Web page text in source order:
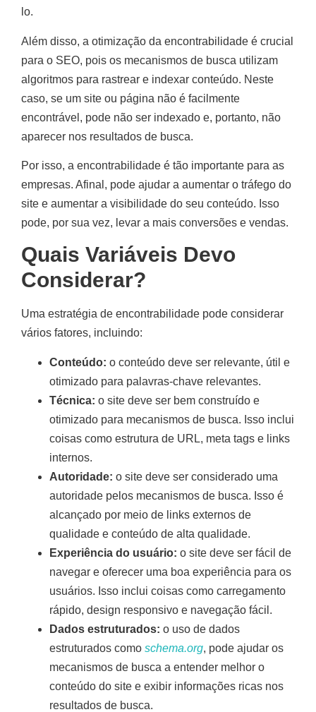
lo.
Além disso, a otimização da encontrabilidade é crucial
para o SEO, pois os mecanismos de busca utilizam
algoritmos para rastrear e indexar conteúdo. Neste
caso, se um site ou página não é facilmente
encontrável, pode não ser indexado e, portanto, não
aparecer nos resultados de busca.
Por isso, a encontrabilidade é tão importante para as
empresas. Afinal, pode ajudar a aumentar o tráfego do
site e aumentar a visibilidade do seu conteúdo. Isso
pode, por sua vez, levar a mais conversões e vendas.
Quais Variáveis Devo
Considerar?
Uma estratégia de encontrabilidade pode considerar
vários fatores, incluindo:
Conteúdo: o conteúdo deve ser relevante, útil e
otimizado para palavras-chave relevantes.
Técnica: o site deve ser bem construído e
otimizado para mecanismos de busca. Isso inclui
coisas como estrutura de URL, meta tags e links
internos.
Autoridade: o site deve ser considerado uma
autoridade pelos mecanismos de busca. Isso é
alcançado por meio de links externos de
qualidade e conteúdo de alta qualidade.
Experiência do usuário: o site deve ser fácil de
navegar e oferecer uma boa experiência para os
usuários. Isso inclui coisas como carregamento
rápido, design responsivo e navegação fácil.
Dados estruturados: o uso de dados
estruturados como schema.org, pode ajudar os
mecanismos de busca a entender melhor o
conteúdo do site e exibir informações ricas nos
resultados de busca.